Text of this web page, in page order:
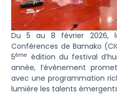
Du 5 au 8 février 2026,
Conférences de Bamako
5ème édition du festival
année, l’événement
avec une programmation
lumière les talents